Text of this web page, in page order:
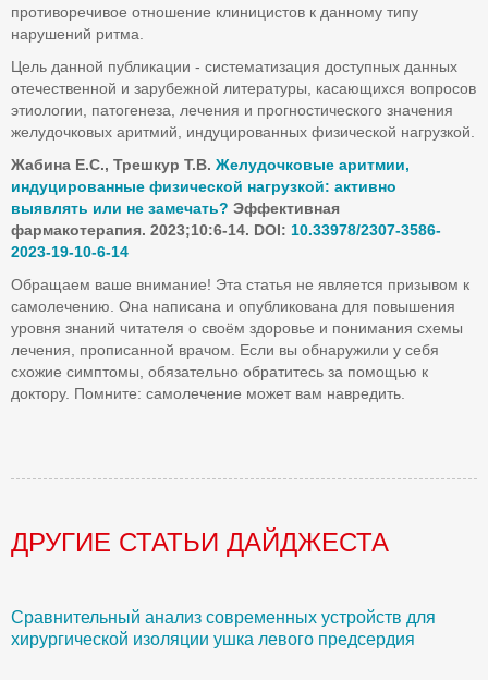
противоречивое отношение клиницистов к данному типу
нарушений ритма.
Цель данной публикации - систематизация доступных данных
отечественной и зарубежной литературы, касающихся вопросов
этиологии, патогенеза, лечения и прогностического значения
желудочковых аритмий, индуцированных физической нагрузкой.
Жабина Е.С., Трешкур Т.В. Желудочковые аритмии,
индуцированные физической нагрузкой: активно
выявлять или не замечать? Эффективная
фармакотерапия. 2023;10:6-14. DOI: 10.33978/2307-3586-
2023-19-10-6-14
Обращаем ваше внимание! Эта статья не является призывом к
самолечению. Она написана и опубликована для повышения
уровня знаний читателя о своём здоровье и понимания схемы
лечения, прописанной врачом. Если вы обнаружили у себя
схожие симптомы, обязательно обратитесь за помощью к
доктору. Помните: самолечение может вам навредить.
ДРУГИЕ СТАТЬИ ДАЙДЖЕСТА
Сравнительный анализ современных устройств для
хирургической изоляции ушка левого предсердия